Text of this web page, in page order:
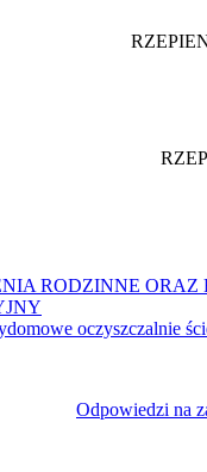
RODZINNE ORAZ
oczyszczalnie
Odpowiedzi na